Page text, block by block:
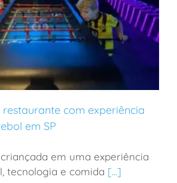
restaurante com experiência imersiva
de futebol em SP
restaurante com experiência
em SP
em uma experiência
tecnologia e comida [...]